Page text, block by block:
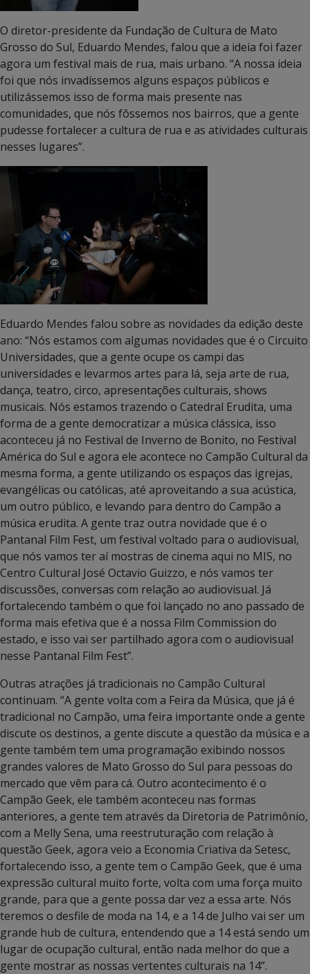
O diretor-presidente da Fundação de Cultura de Mato
Grosso do Sul, Eduardo Mendes, falou que a ideia foi fazer
agora um festival mais de rua, mais urbano. “A nossa ideia
foi que nós invadíssemos alguns espaços públicos e
utilizássemos isso de forma mais presente nas
comunidades, que nós fôssemos nos bairros, que a gente
pudesse fortalecer a cultura de rua e as atividades culturais
nesses lugares”.
Eduardo Mendes falou sobre as novidades da edição deste
ano: “Nós estamos com algumas novidades que é o Circuito
Universidades, que a gente ocupe os campi das
universidades e levarmos artes para lá, seja arte de rua,
dança, teatro, circo, apresentações culturais, shows
musicais. Nós estamos trazendo o Catedral Erudita, uma
forma de a gente democratizar a música clássica, isso
aconteceu já no Festival de Inverno de Bonito, no Festival
América do Sul e agora ele acontece no Campão Cultural da
mesma forma, a gente utilizando os espaços das igrejas,
evangélicas ou católicas, até aproveitando a sua acústica,
um outro público, e levando para dentro do Campão a
música erudita. A gente traz outra novidade que é o
Pantanal Film Fest, um festival voltado para o audiovisual,
que nós vamos ter aí mostras de cinema aqui no MIS, no
Centro Cultural José Octavio Guizzo, e nós vamos ter
discussões, conversas com relação ao audiovisual. Já
fortalecendo também o que foi lançado no ano passado de
forma mais efetiva que é a nossa Film Commission do
estado, e isso vai ser partilhado agora com o audiovisual
nesse Pantanal Film Fest”.
Outras atrações já tradicionais no Campão Cultural
continuam. “A gente volta com a Feira da Música, que já é
tradicional no Campão, uma feira importante onde a gente
discute os destinos, a gente discute a questão da música e a
gente também tem uma programação exibindo nossos
grandes valores de Mato Grosso do Sul para pessoas do
mercado que vêm para cá. Outro acontecimento é o
Campão Geek, ele também aconteceu nas formas
anteriores, a gente tem através da Diretoria de Patrimônio,
com a Melly Sena, uma reestruturação com relação à
questão Geek, agora veio a Economia Criativa da Setesc,
fortalecendo isso, a gente tem o Campão Geek, que é uma
expressão cultural muito forte, volta com uma força muito
grande, para que a gente possa dar vez a essa arte. Nós
teremos o desfile de moda na 14, e a 14 de Julho vai ser um
grande hub de cultura, entendendo que a 14 está sendo um
lugar de ocupação cultural, então nada melhor do que a
gente mostrar as nossas vertentes culturais na 14”.